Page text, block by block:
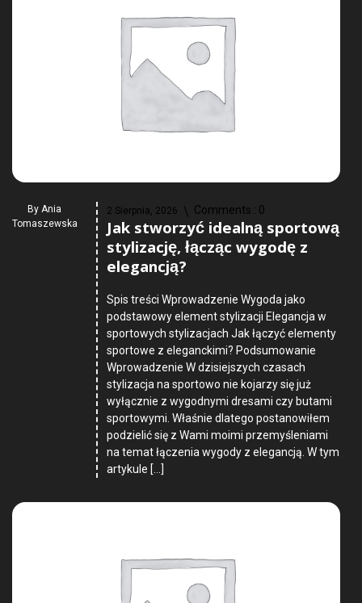
By Ania
Tomaszewska
2 Sierpnia, 2026 Comments : 0
Jak stworzyć idealną sportową
stylizację, łącząc wygodę z
elegancją?
Spis treści Wprowadzenie Wygoda jako
podstawowy element stylizacji Elegancja w
sportowych stylizacjach Jak łączyć elementy
sportowe z eleganckimi? Podsumowanie
Wprowadzenie W dzisiejszych czasach
stylizacja na sportowo nie kojarzy się już
wyłącznie z wygodnymi dresami czy butami
sportowymi. Właśnie dlatego postanowiłem
podzielić się z Wami moimi przemyśleniami
na temat łączenia wygody z elegancją. W tym
artykule […]